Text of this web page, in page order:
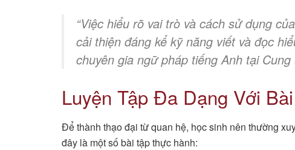
“Việc hiểu rõ vai trò và cách sử dụng
cải thiện đáng kể kỹ năng viết và đọc
chuyên gia ngữ pháp tiếng Anh tại Cung
Luyện Tập Đa Dạng Với
Để thành thạo đại từ quan hệ, học sinh nên thường
đây là một số bài tập thực hành: